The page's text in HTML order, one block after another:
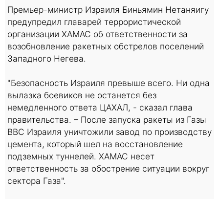
Премьер-министр Израиля Биньямин Нетаняигу
предупредил главарей террористической
организации ХАМАС об ответственности за
возобновление ракетных обстрелов поселений
Западного Негева.
"Безопасность Израиля превыше всего. Ни одна
вылазка боевиков не останется без
немедленного ответа ЦАХАЛ, - сказал глава
правительства. – После запуска ракеты из Газы
ВВС Израиля уничтожили завод по производству
цемента, который шел на восстановление
подземных туннелей. ХАМАС несет
ответственность за обострение ситуации вокруг
сектора Газа".